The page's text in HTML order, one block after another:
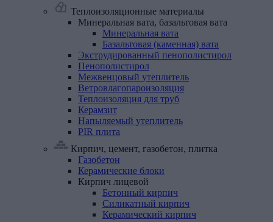
Теплоизоляционные материалы
Минеральная вата, базальтовая вата
Минеральная вата
Базальтовая (каменная) вата
Экструдированный пенополистирол
Пенополистирол
Межвенцовый утеплитель
Ветровлагопароизоляция
Теплоизоляция для труб
Керамзит
Напыляемый утеплитель
PIR плита
Кирпич, цемент, газобетон, плитка
Газобетон
Керамические блоки
Кирпич лицевой
Бетонный кирпич
Силикатный кирпич
Керамический кирпич